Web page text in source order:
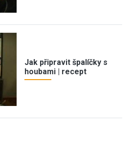
Jak připravit špalíčky s
houbami | recept